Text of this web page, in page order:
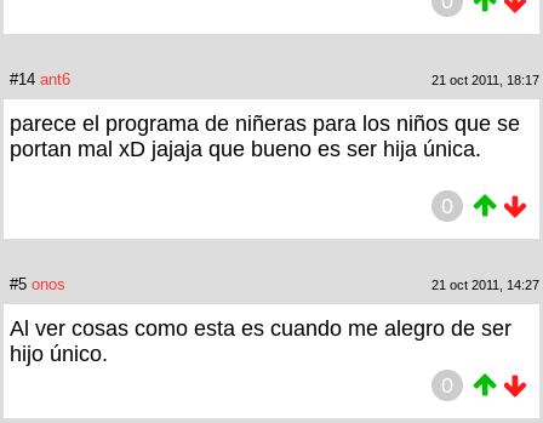
#14 ant6 21 oct 2011, 18:17
parece el programa de niñeras para los niños que se
portan mal xD jajaja que bueno es ser hija única.
0
#5 onos 21 oct 2011, 14:27
Al ver cosas como esta es cuando me alegro de ser
hijo único.
0